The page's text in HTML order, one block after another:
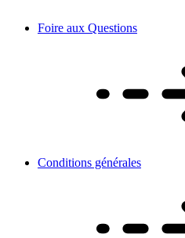
Foire aux Questions
Conditions générales